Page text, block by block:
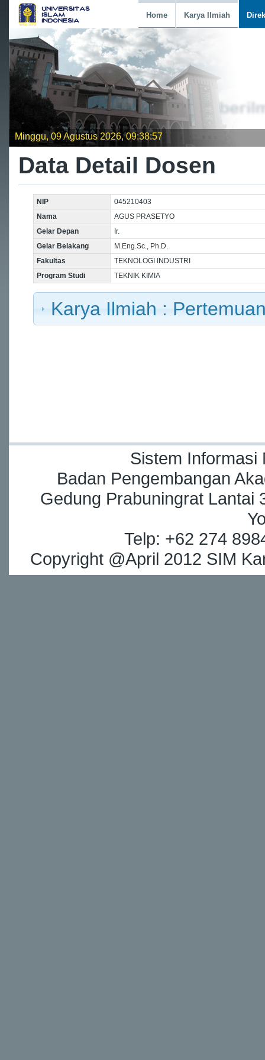
Home Karya Ilmiah
Minggu, 09 Agustus 2026, 09:38:57
Data Detail Dosen
NIP
045210403
Nama
AGUS PRASETYO
Gelar Depan
Ir.
Gelar Belakang
M.Eng.Sc., Ph.D.
Fakultas
TEKNOLOGI INDUSTRI
Program Studi
TEKNIK KIMIA
Karya Ilmiah :
Sistem Informasi
Badan Pengembangan
Gedung Prabuningrat Lantai
Telp: +62 274
Copyright @April 2012 SIM